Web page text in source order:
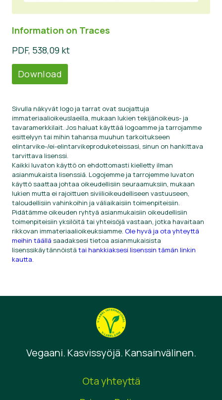
Information on Traces
PDF, 538,09 kt
Download
Sivulla näkyvät logo ja tarrat ovat suojattuja
immateriaalioikeuslaeilla, mukaan lukien tekijänoikeus- ja
tavaramerkkilait. Jos haluat käyttää logoamme ja tarrojamme
esittelyyn tai mihin tahansa muuhun tarkoitukseen
elintarvike-/ei-elintarvikeproduketeissasi, sinun on hankittava
tarvittava lisenssi.
Kaikki luvaton käyttö on ehdottomasti kielletty ilman
asianmukaista lisenssiä. Logojemme ja tarrojemme luvaton
käyttö saattaa johtaa oikeudellisiin seuraamuksiin, mukaan
lukien mutta ei rajoittuen siviilioikeudelliseen vastuuseen,
taloudellisiin vahinkoihin ja väliaikaisiin toimenpiteisiin.
Pidätämme oikeuden ryhtyä asianmukaisiin oikeudellisiin
toimenpiteisiin yksilöitä tai yhteisöjä vastaan, jotka havaitaan
rikkovan immateriaalioikeuksiamme. Ole hyvä ja ota yhteyttä
meihin täällä saadaksesi tietoa asianmukaisista
lisenssikäytännöistä tai hankkiaksesi lisenssin tämän linkin
kautta.
Vegaani. Kasvissyöjä. Kansainvälinen.
Ota yhteyttä